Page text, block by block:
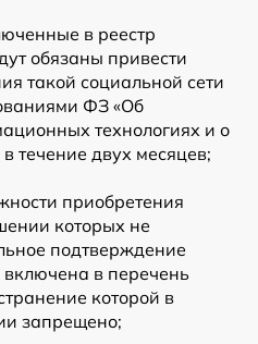
в реестр
обязаны привести
такой социальной сети
ФЗ «Об
технологиях и о
течение двух месяцев;
приобретения
которых не
подтверждение
включена в перечень
которой в
запрещено;